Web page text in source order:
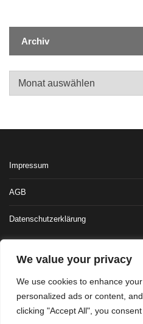
We value your privacy
We use cookies to enhance
personalized ads or content,
clicking "Accept All", you
Archiv
Impressum
AGB
Datenschutzerklärung